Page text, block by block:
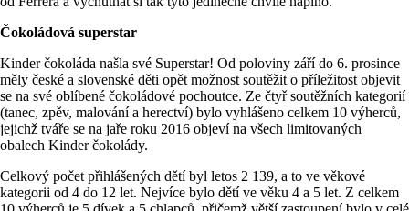
Čokoládová superstar
Kinder čokoláda našla své Superstar! Od poloviny září do 6. prosince
měly české a slovenské děti opět možnost soutěžit o příležitost objevit
se na své oblíbené čokoládové pochoutce. Ze čtyř soutěžních kategorií
(tanec, zpěv, malování a herectví) bylo vyhlášeno celkem 10 výherců,
jejichž tváře se na jaře roku 2016 objeví na všech limitovaných
obalech Kinder čokolády.
Celkový počet přihlášených dětí byl letos 2 139, a to ve věkové
kategorii od 4 do 12 let. Nejvíce bylo dětí ve věku 4 a 5 let. Z celkem